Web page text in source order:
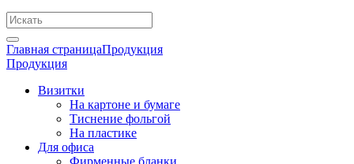
Главная страницаПродукция
Продукция
Визитки
На картоне и бумаге
Тиснение фольгой
На пластике
Для офиса